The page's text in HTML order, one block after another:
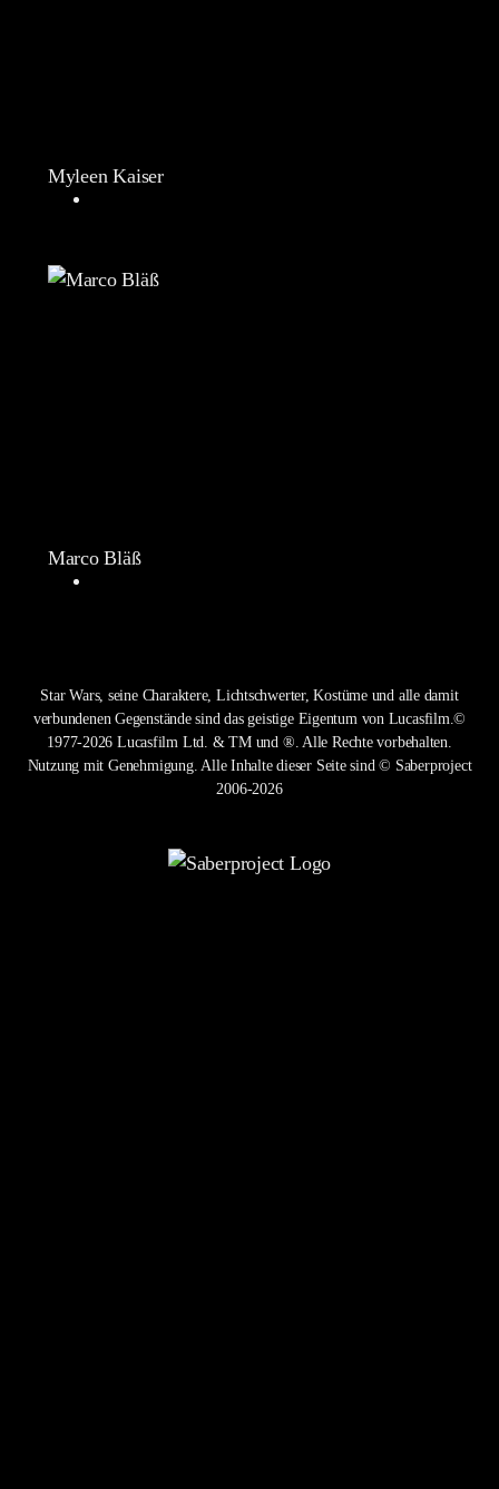
Myleen Kaiser
Marco Bläß
Star Wars, seine Charaktere, Lichtschwerter, Kostüme und alle damit
verbundenen Gegenstände sind das geistige Eigentum von Lucasfilm.©
1977-2026 Lucasfilm Ltd. & TM und ®. Alle Rechte vorbehalten.
Nutzung mit Genehmigung. Alle Inhalte dieser Seite sind © Saberproject
2006-2026